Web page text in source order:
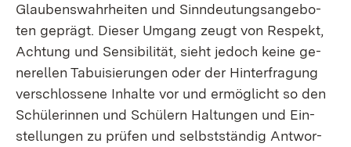
Glau­bens­wahr­hei­ten und Sinn­deu­tungs­an­ge­bo­
ten ge­prägt. Die­ser Um­gang zeugt von Re­spekt,
Ach­tung und Sen­si­bi­li­tät, sieht je­doch kei­ne ge­
ne­rel­len Ta­bui­sie­run­gen oder der Hin­ter­fra­gung
ver­schlos­se­ne In­hal­te vor und er­mög­licht so den
Schü­le­rin­nen und Schü­lern Hal­tun­gen und Ein­
stel­lun­gen zu prü­fen und selbst­stän­dig Ant­wor­